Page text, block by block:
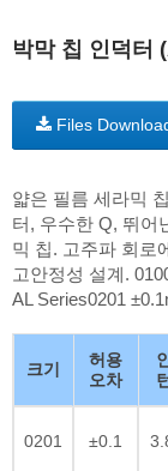
박막 칩 인덕터
Files
얇은 필름 세라믹
터, 우수한 Q, 뛰어
믹 칩. 고주파 회로
고안정성 설계.
AL Series0201
크기
허용
오차
0201 ±0.1